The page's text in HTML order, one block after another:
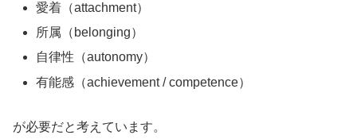
愛着（attachment）
所属（belonging）
自律性（autonomy）
有能感（achievement / competence）
が必要だと考えています。